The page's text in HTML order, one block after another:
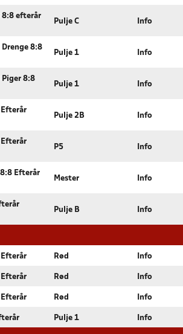
8:8 efterår
Pulje C Info
8:8
Pulje 1 Info
8:8
Pulje 1 Info
Efterår
Pulje 2B Info
Efterår
P5 Info
Efterår
Mester Info
Pulje B Info
Efterår Rød Info
Efterår Rød Info
Efterår Rød Info
Pulje 1 Info